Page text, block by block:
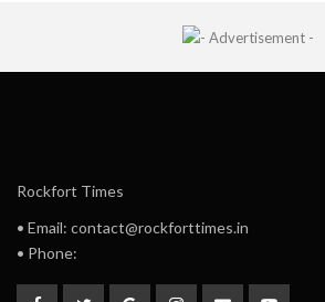
Rockfort Times
• Email: contact@rockforttimes.in
• Phone: